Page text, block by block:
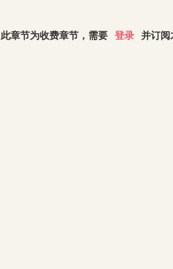
此章节为收费章节，需要 登录 并订阅